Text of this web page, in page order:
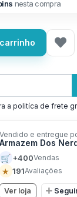
nesta compra
a politíca de frete
Vendido e entregue
Armazem Dos
🛒 +400Vendas
★ 191Avaliações
Ver loja